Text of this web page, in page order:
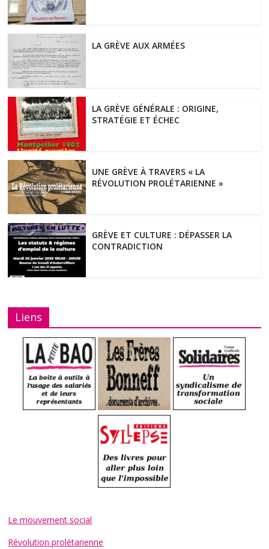
LA GRÈVE AUX ARMÉES
LA GRÈVE GÉNÉRALE : ORIGINE,
STRATÉGIE ET ÉCHEC
UNE GRÈVE À TRAVERS « LA
RÉVOLUTION PROLÉTARIENNE »
GRÈVE ET CULTURE : DÉPASSER LA
CONTRADICTION
Liens
Le mouvement social
Révolution prolétarienne